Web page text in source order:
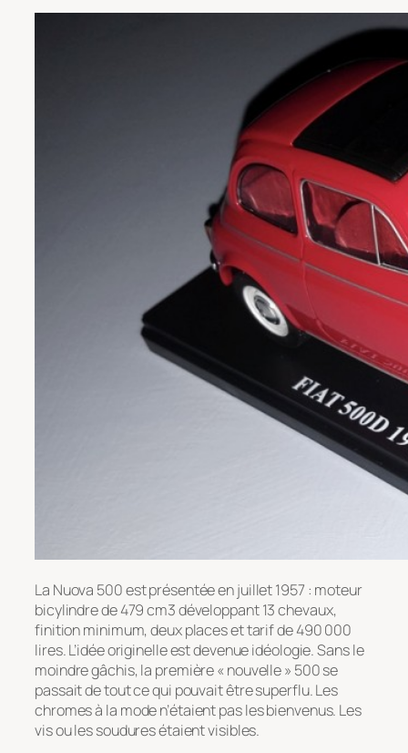
La Nuova 500 est présentée en juillet 1957 : moteur
bicylindre de 479 cm3 développant 13 chevaux,
finition minimum, deux places et tarif de 490 000
lires. L’idée originelle est devenue idéologie. Sans le
moindre gâchis, la première « nouvelle » 500 se
passait de tout ce qui pouvait être superflu. Les
chromes à la mode n’étaient pas les bienvenus. Les
vis ou les soudures étaient visibles.